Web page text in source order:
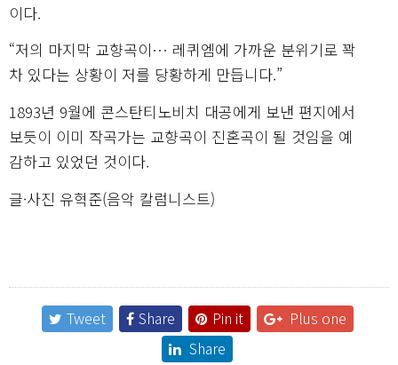
이다.
“저의 마지막 교향곡이… 레퀴엠에 가까운 분위기로 꽉
차 있다는 상황이 저를 당황하게 만듭니다.”
1893년 9월에 콘스탄티노비치 대공에게 보낸 편지에서
보듯이 이미 작곡가는 교향곡이 진혼곡이 될 것임을 예
감하고 있었던 것이다.
글·사진 유혁준(음악 칼럼니스트)
Tweet Share Pin it
Plus one
Share